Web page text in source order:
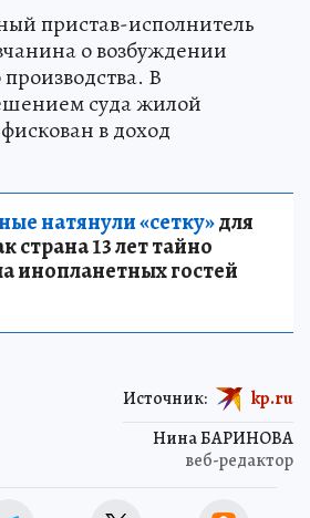
пристав-исполнитель
о возбуждении
В
суда жилой
в доход
натянули «сетку»для
страна 13 лет тайно
инопланетных гостей
Нина БАРИНОВА
веб-редактор
Источник: kp.ru